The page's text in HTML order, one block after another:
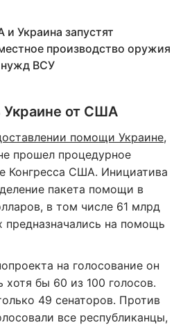
Украина запустят
производство оружия
ВСУ
от США
помощи Украине,
прошел процедурное
Конгресса США. Инициатива
пакета помощи в
в том числе 61 млрд
предназначались на помощь
на голосование он
бы 60 из 100 голосов.
49 сенаторов. Против
все республиканцы,